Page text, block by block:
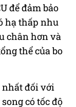
để đảm bảo
hạ thấp nhu
chân hơn và
thể của bo
nhất đối với
có tốc độ